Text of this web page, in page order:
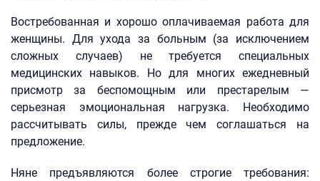
Востребованная и хорошо оплачиваемая работа для
женщины. Для ухода за больным (за исключением
сложных случаев) не требуется специальных
медицинских навыков. Но для многих ежедневный
присмотр за беспомощным или престарелым —
серьезная эмоциональная нагрузка. Необходимо
рассчитывать силы, прежде чем соглашаться на
предложение.
Няне предъявляются более строгие требования: